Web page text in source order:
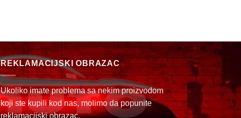
REKLAMACIJSKI OBRAZAC
Ukoliko imate problema sa nekim proizvodom
koji ste kupili kod nas, molimo da popunite
reklamacijski obrazac.